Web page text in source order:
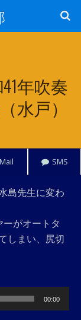
年吹奏
水戸）
Mail SMS
島先生に変わ
がオートタ
しまい、尻切
00:00